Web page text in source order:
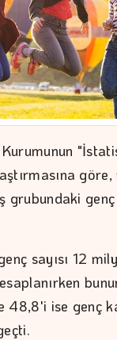
göre,
grubundaki
sayısı 12
48,8'i ise genç